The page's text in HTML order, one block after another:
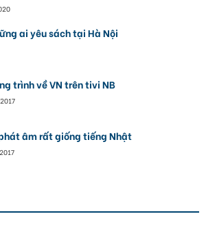
ai yêu sách tại Hà Nội
trình về VN trên tivi NB
âm rất giống tiếng Nhật